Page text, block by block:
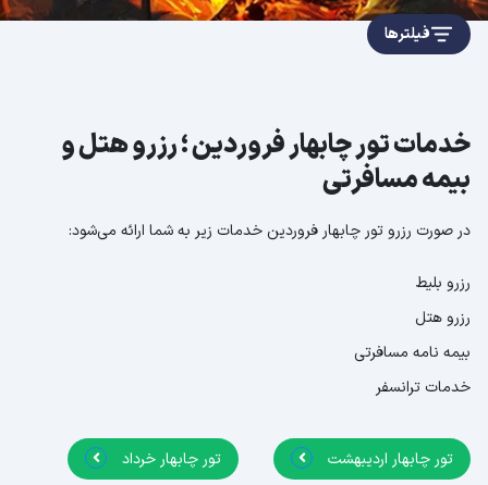
فیلترها
خدمات تور چابهار فروردین ؛ رزرو هتل و
بیمه مسافرتی
در صورت رزرو تور چابهار فروردین خدمات زیر به شما ارائه می‌شود:
رزرو بلیط
رزرو هتل
بیمه نامه مسافرتی
خدمات ترانسفر
تور چابهار اردیبهشت تور چابهار خرداد